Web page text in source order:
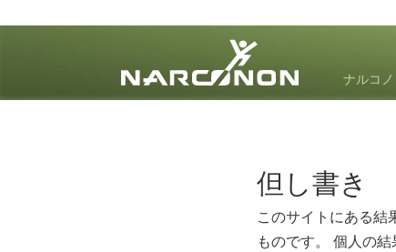
ナルコ
但し書き
このサイトにある結
ものです。 個人の